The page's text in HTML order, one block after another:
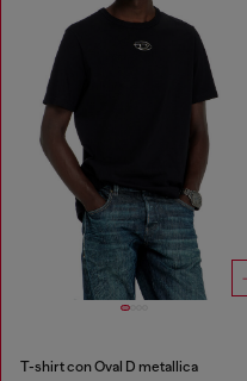
T-shirt con Oval D metallica